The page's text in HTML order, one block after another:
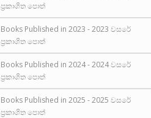
ප්‍රකාශිත පොත්
Books Published in 2023 - 2023 වසරේ
ප්‍රකාශිත පොත්
Books Published in 2024 - 2024 වසරේ
ප්‍රකාශිත පොත්
Books Published in 2025 - 2025 වසරේ
ප්‍රකාශිත පොත්